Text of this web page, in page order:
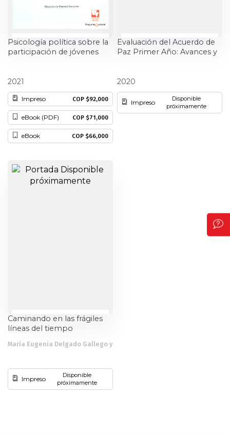
Psicología política sobre la
participación de jóvenes
conflicto armado
colombiano
2021
Impreso COP $92,000
eBook (PDF) COP $71,000
eBook COP $66,000
Evaluación del Acuerdo de
Paz Primer Año: Avances y
2020
Impreso
Disponible
próximamente
Caminando en las frágiles
líneas del tiempo
María Eugenia Delgado Gallego y
Impreso
Disponible
próximamente